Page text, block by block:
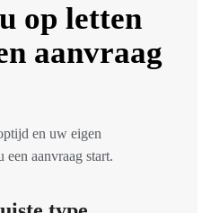
op letten
aanvraag
en uw eigen
aanvraag start.